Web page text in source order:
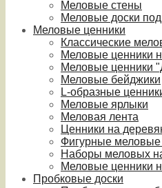
Меловые стены
Меловые доски под
Меловые ценники
Классические
Меловые ценники
Меловые ценники
Меловые бейджики
L-образные
Меловые ярлыки
Меловая лента
Ценники на
Фигурные меловые
Наборы меловых
Меловые ценники
Пробковые доски